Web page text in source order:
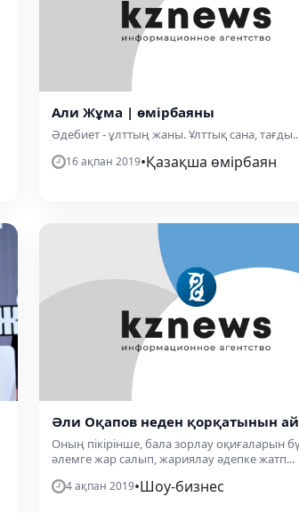
Али Жұма | өмірбаяны
Әдебиет - ұлттың жаны. Ұлттық сана,
16 ақпан 2019•Қазақша өмірбаян
Әли Оқапов неден қорқатынын
Оның пікірінше, бала зорлау оқиғаларын
әлемге жар салып, жариялау әдепке жатп...
4 ақпан 2019•Шоу-бизнес